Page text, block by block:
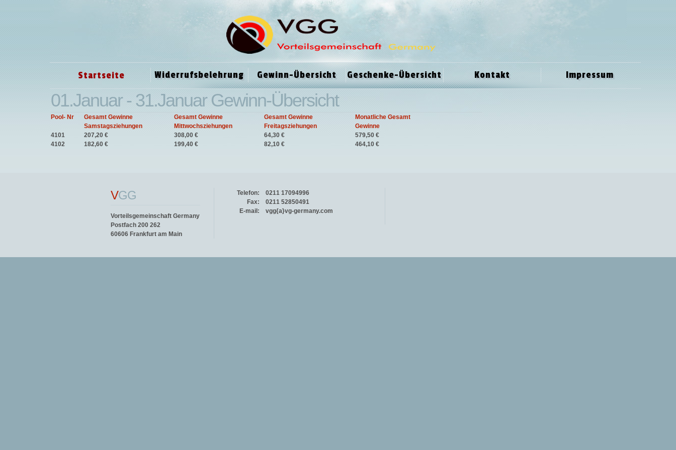
Startseite Widerrufsbelehrung Gewinn-Übersicht Geschenke-Übersicht Kontakt Impressum
01.Januar - 31.Januar Gewinn-Übersicht
Pool- Nr
Gesamt Gewinne
Samstagsziehungen
Gesamt Gewinne
Mittwochsziehungen
Gesamt Gewinne
Freitagsziehungen
Monatliche Gesamt
Gewinne
4101
207,20 € 308,00 € 64,30 €
579,50 €
4102
182,60 € 199,40 € 82,10 € 464,10 €
VGG
Vorteilsgemeinschaft Germany
Postfach 200 262
60606 Frankfurt am Main
Telefon:
0211 17094996
Fax:
0211 52850491
E-mail:
vgg{a}vg-germany.com